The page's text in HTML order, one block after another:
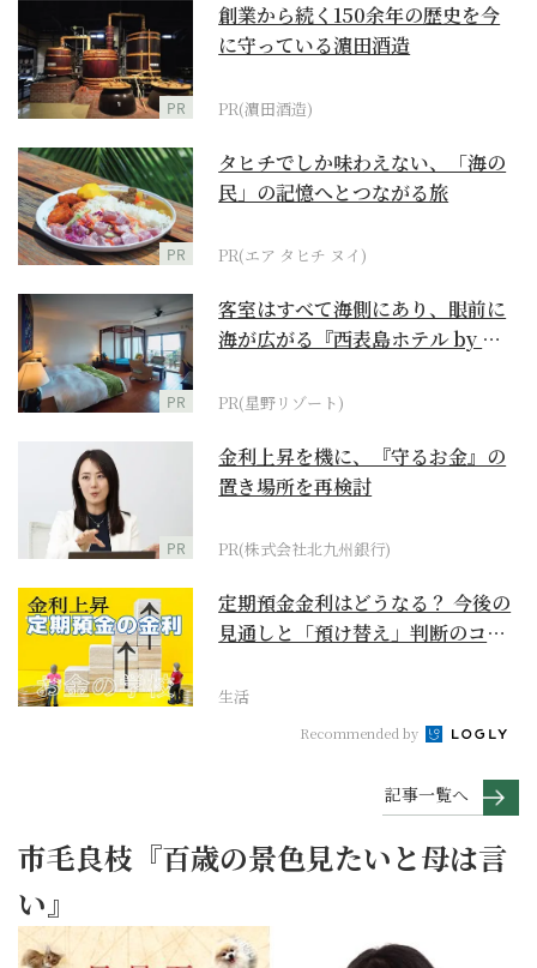
PR
創業から続く150余年の歴史を今
に守っている濵田酒造
PR(濵田酒造)
PR
タヒチでしか味わえない、「海の
民」の記憶へとつながる旅
PR(エア タヒチ ヌイ)
PR
客室はすべて海側にあり、眼前に
海が広がる『西表島ホテル by 星
PR(星野リゾート)
PR
金利上昇を機に、『守るお金』の
置き場所を再検討
PR(株式会社北九州銀行)
定期預金金利はどうなる？ 今後の
見通しと「預け替え」判断のコツ
生活
Recommended by
記事一覧へ
市毛良枝『百歳の景色見たいと母は言
い』